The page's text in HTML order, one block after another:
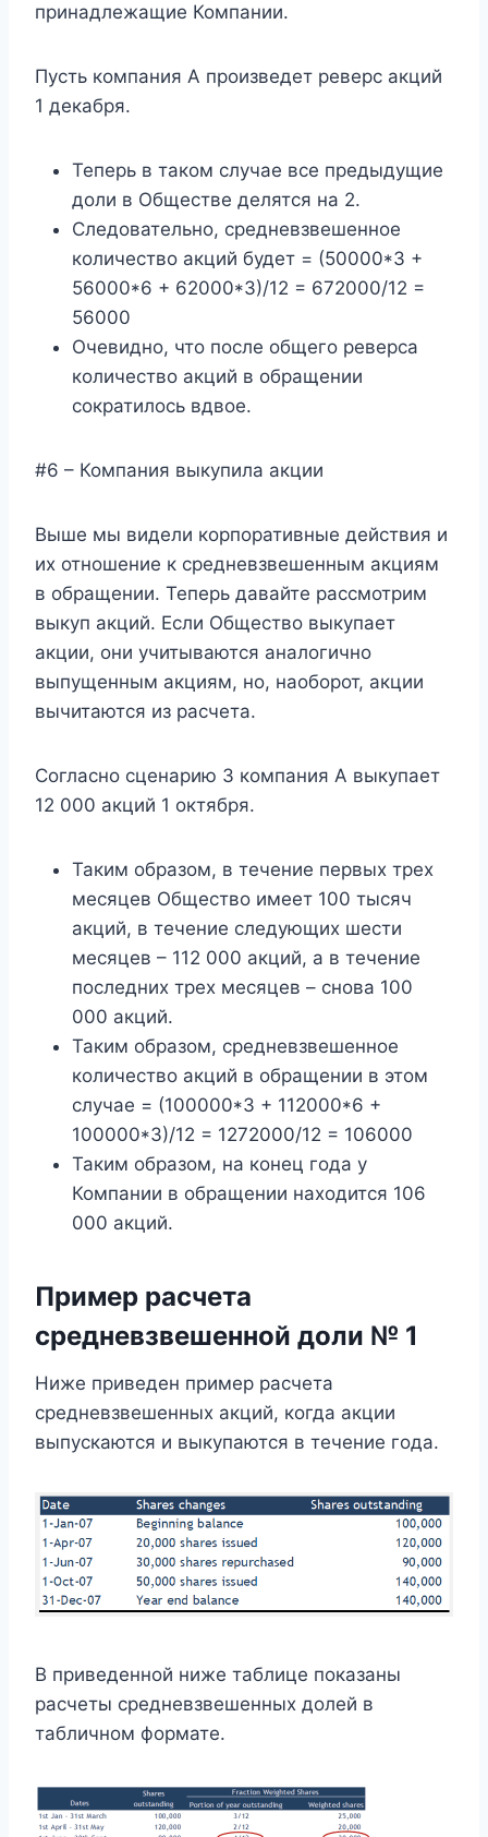
принадлежащие Компании.
Пусть компания А произведет реверс акций
1 декабря.
Теперь в таком случае все предыдущие
доли в Обществе делятся на 2.
Следовательно, средневзвешенное
количество акций будет = (50000*3 +
56000*6 + 62000*3)/12 = 672000/12 =
56000
Очевидно, что после общего реверса
количество акций в обращении
сократилось вдвое.
#6 – Компания выкупила акции
Выше мы видели корпоративные действия и
их отношение к средневзвешенным акциям
в обращении. Теперь давайте рассмотрим
выкуп акций. Если Общество выкупает
акции, они учитываются аналогично
выпущенным акциям, но, наоборот, акции
вычитаются из расчета.
Согласно сценарию 3 компания А выкупает
12 000 акций 1 октября.
Таким образом, в течение первых трех
месяцев Общество имеет 100 тысяч
акций, в течение следующих шести
месяцев – 112 000 акций, а в течение
последних трех месяцев – снова 100
000 акций.
Таким образом, средневзвешенное
количество акций в обращении в этом
случае = (100000*3 + 112000*6 +
100000*3)/12 = 1272000/12 = 106000
Таким образом, на конец года у
Компании в обращении находится 106
000 акций.
Пример расчета
средневзвешенной доли № 1
Ниже приведен пример расчета
средневзвешенных акций, когда акции
выпускаются и выкупаются в течение года.
В приведенной ниже таблице показаны
расчеты средневзвешенных долей в
табличном формате.